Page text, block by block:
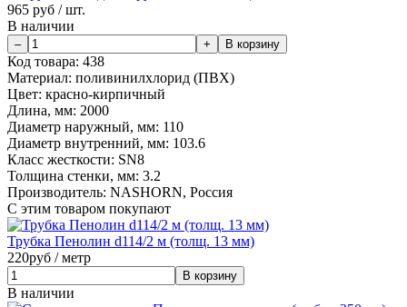
965 руб / шт.
В наличии
Код товара: 438
Материал: поливинилхлорид (ПВХ)
Цвет: красно-кирпичный
Длина, мм: 2000
Диаметр наружный, мм: 110
Диаметр внутренний, мм: 103.6
Класс жесткости: SN8
Толщина стенки, мм: 3.2
Производитель: NASHORN, Россия
С этим товаром покупают
Трубка Пенолин d114/2 м (толщ. 13 мм)
220руб / метр
В наличии